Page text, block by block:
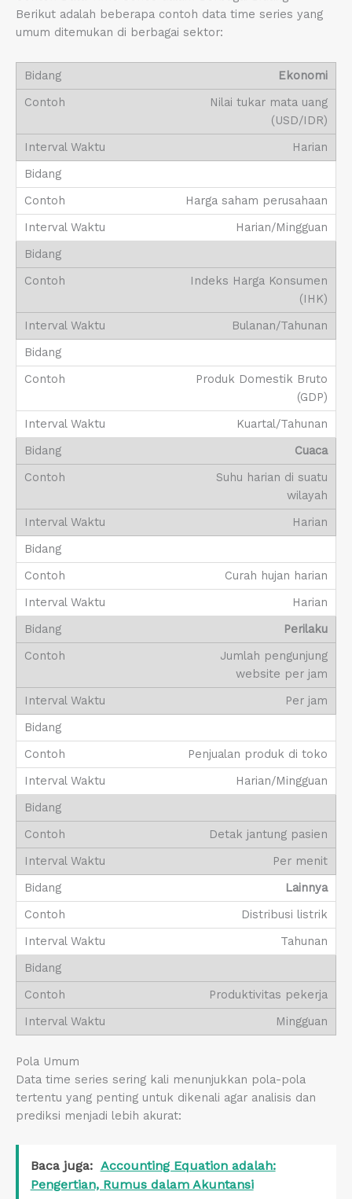
Berikut adalah beberapa contoh data time series yang
umum ditemukan di berbagai sektor:
Ekonomi
Nilai tukar mata uang
(USD/IDR)
Harian
Harga saham perusahaan
Harian/Mingguan
Indeks Harga Konsumen
(IHK)
Bulanan/Tahunan
Produk Domestik Bruto
(GDP)
Kuartal/Tahunan
Cuaca
Suhu harian di suatu
wilayah
Harian
Curah hujan harian
Harian
Perilaku
Jumlah pengunjung
website per jam
Per jam
Penjualan produk di toko
Harian/Mingguan
Detak jantung pasien
Per menit
Lainnya
Distribusi listrik
Tahunan
Produktivitas pekerja
Mingguan
Pola Umum
Data time series sering kali menunjukkan pola-pola
tertentu yang penting untuk dikenali agar analisis dan
prediksi menjadi lebih akurat:
Baca juga: Accounting Equation adalah:
Pengertian, Rumus dalam Akuntansi